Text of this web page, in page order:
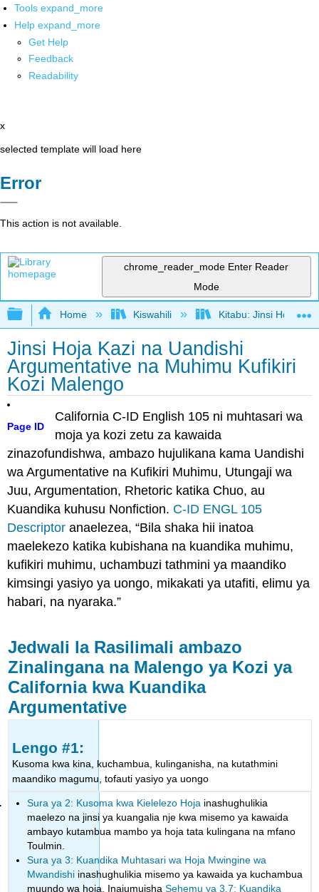
Tools expand_more
Help expand_more
Get Help
Feedback
Readability
x
selected template will load here
Error
This action is not available.
chrome_reader_mode Enter Reader
Mode
Expand/collapse global hierarchy
Home Kiswahili Kitabu: Jinsi Hoja
Jinsi Hoja Kazi na Uandishi
Argumentative na Muhimu Kufikiri
Kozi Malengo
Page ID
California C-ID English 105 ni muhtasari wa
moja ya kozi zetu za kawaida
zinazofundishwa, ambazo hujulikana kama Uandishi
wa Argumentative na Kufikiri Muhimu, Utungaji wa
Juu, Argumentation, Rhetoric katika Chuo, au
Kuandika kuhusu Nonfiction. C-ID ENGL 105
Descriptor anaelezea, “Bila shaka hii inatoa
maelekezo katika kubishana na kuandika muhimu,
kufikiri muhimu, uchambuzi tathmini ya maandiko
kimsingi yasiyo ya uongo, mikakati ya utafiti, elimu ya
habari, na nyaraka.”
Jedwali la Rasilimali ambazo
Zinalingana na Malengo ya Kozi ya
California kwa Kuandika
Argumentative
Lengo #1:
Kusoma kwa kina, kuchambua, kulinganisha, na kutathmini
maandiko magumu, tofauti yasiyo ya uongo
Sura ya 2: Kusoma kwa Kielelezo Hoja inashughulikia
maelezo na jinsi ya kuangalia nje kwa misemo ya kawaida
ambayo kutambua mambo ya hoja tata kulingana na mfano
Toulmin.
Sura ya 3: Kuandika Muhtasari wa Hoja Mwingine wa
Mwandishi inashughulikia misemo ya kawaida ya kuchambua
muundo wa hoja. InajumuishaSehemu ya 3.7: Kuandika